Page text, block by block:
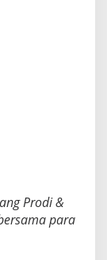
Prodi &
para